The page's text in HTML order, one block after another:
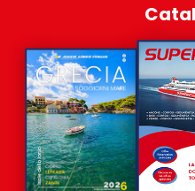
Lignes domestiques